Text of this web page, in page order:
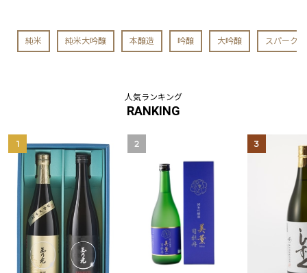
純米 純米大吟醸 本醸造 吟醸 大吟醸 スパーク
人気ランキング
RANKING
1 2 3